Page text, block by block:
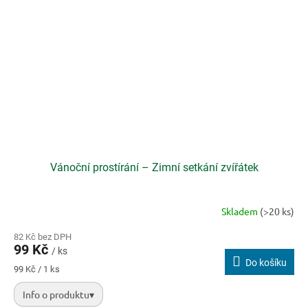
Vánoční prostírání – Zimní setkání zvířátek
Skladem (>20 ks)
82 Kč bez DPH
99 Kč / ks
Měrná
cena:
99 Kč / 1 ks
Do košíku
Info o produktu▾